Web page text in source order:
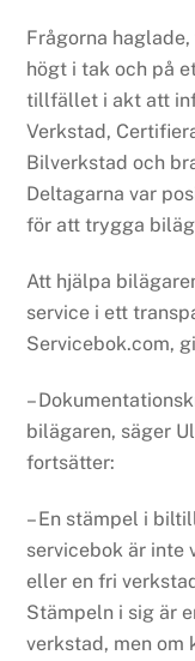
Frågorna
högt i tak och på
tillfället i akt att
Verkstad,
Bilverkstad och
Deltagarna var
för att trygga
Att hjälpa
service i ett
Servicebok.com,
–
bilägaren, säger
fortsätter:
– En stämpel i
servicebok är inte
eller en fri
Stämpeln i sig är
verkstad, men om